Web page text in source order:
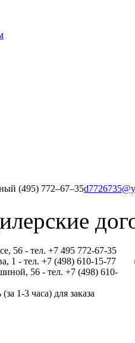
(495) 772‒67‒35
56 - тел. +7 495 772-67-35
1 - тел. +7 (498) 610-15-77
56 - тел. +7 (498) 610-
1-3 часа) для заказа